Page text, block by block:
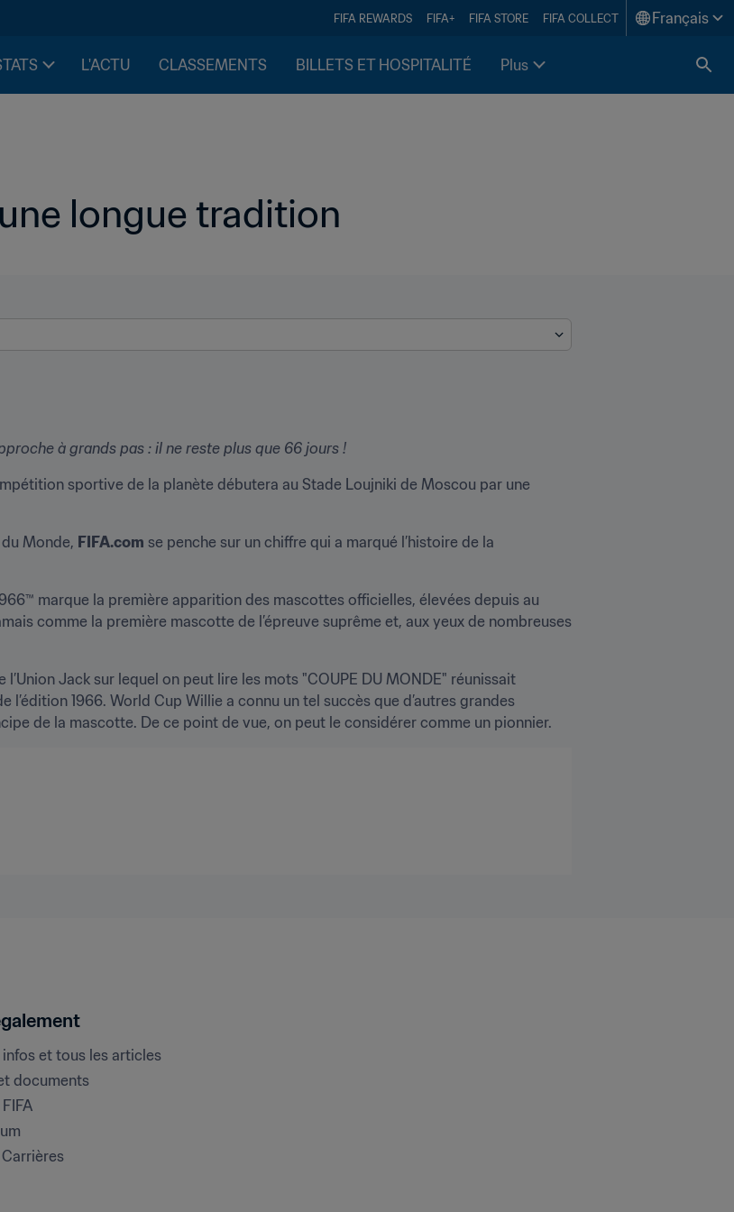
FIFA REWARDS FIFA+ FIFA STORE FIFA COLLECT Français
L'ACTU CLASSEMENTS BILLETS ET HOSPITALITÉ Plus
longue tradition
à grands pas : il ne reste plus que 66 jours !
sportive de la planète débutera au Stade Loujniki de Moscou par une
Monde, FIFA.com se penche sur un chiffre qui a marqué l’histoire de la
marque la première apparition des mascottes officielles, élevées depuis au
comme la première mascotte de l’épreuve suprême et, aux yeux de nombreuses
Jack sur lequel on peut lire les mots "COUPE DU MONDE" réunissait
1966. World Cup Willie a connu un tel succès que d’autres grandes
de la mascotte. De ce point de vue, on peut le considérer comme un pionnier.
et tous les articles
documents